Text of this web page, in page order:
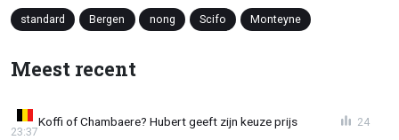
standard Bergen nong Scifo Monteyne
Meest recent
Koffi of Chambaere? Hubert geeft zijn keuze prijs
23:37
24